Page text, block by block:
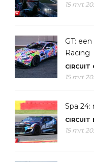
15 mrt
GT:
Racing
CIRCUIT
15 mrt
Spa
CIRCUIT
15 mrt